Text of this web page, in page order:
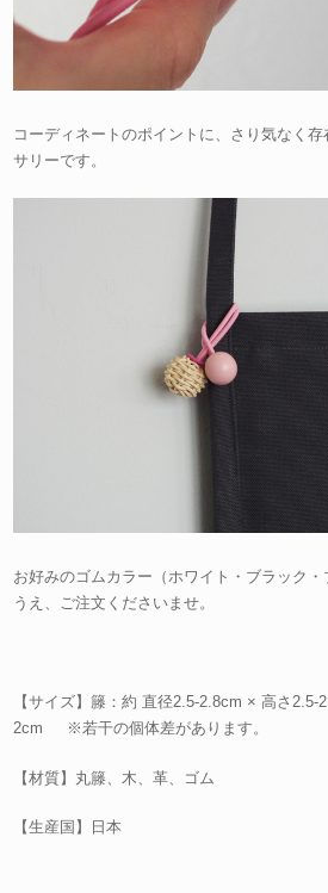
コーディネートのポイントに、さり気なく
サリーです。
お好みのゴムカラー（ホワイト・ブラック
うえ、ご注文くださいませ。
【サイズ】籐：約 直径2.5-2.8cm × 高さ
2cm ※若干の個体差があります。
【材質】丸籐、木、革、ゴム
【生産国】日本